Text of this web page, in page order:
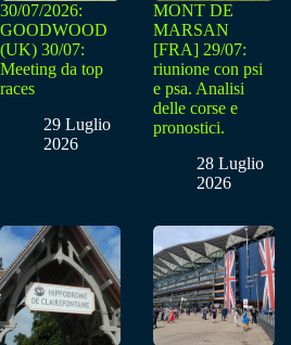
30/07/2026:
GOODWOOD
(UK) 30/07:
Meeting da top
races
29 Luglio
2026
MONT DE
MARSAN
[FRA] 29/07:
riunione con psi
e psa. Analisi
delle corse e
pronostici.
28 Luglio
2026